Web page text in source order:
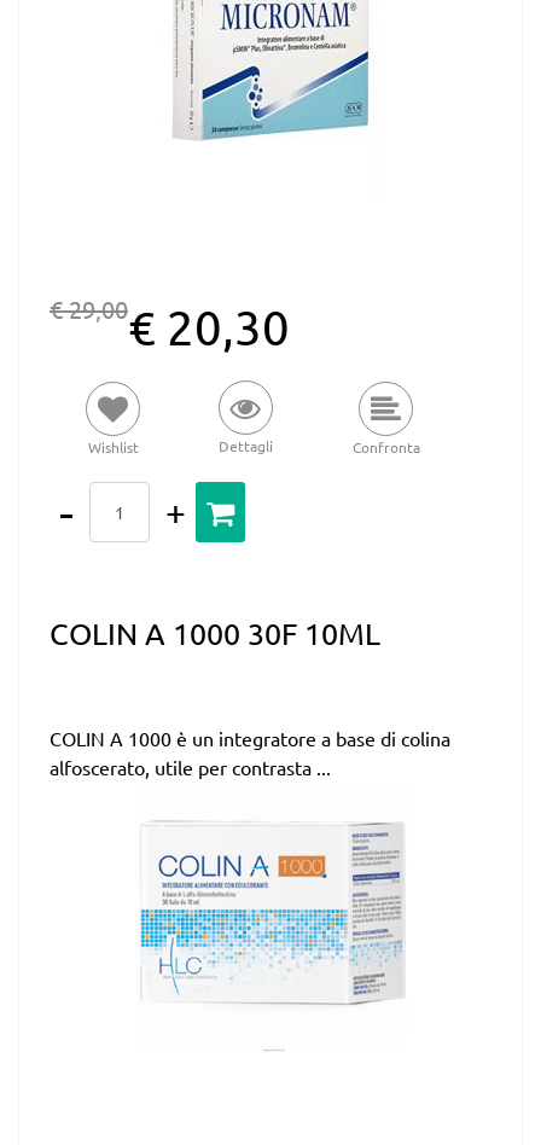
€ 29,00€ 20,30
Wishlist Dettagli Confronta
COLIN A 1000 30F 10ML
COLIN A 1000 è un integratore a base di colina
alfoscerato, utile per contrasta ...